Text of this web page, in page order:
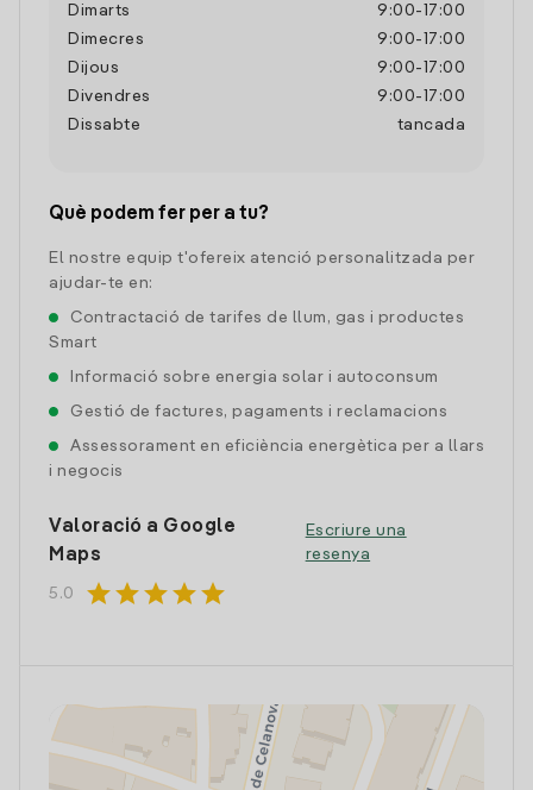
Dimarts
9:00- 17:00
Dimecres
9:00- 17:00
Dijous
9:00- 17:00
Divendres
9:00- 17:00
Dissabte
tancada
Què podem fer per a tu?
El nostre equip t'ofereix atenció personalitzada per
ajudar-te en:
Contractació de tarifes de llum, gas i productes
Smart
Informació sobre energia solar i autoconsum
Gestió de factures, pagaments i reclamacions
Assessorament en eficiència energètica per a llars
i negocis
Valoració a Google
Maps
5.0 starstarstarstarstar
Escriure una
resenya